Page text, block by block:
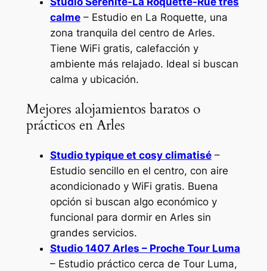
calme– Estudio en La Roquette, una
zona tranquila del centro de Arles.
Tiene WiFi gratis, calefacción y
ambiente más relajado. Ideal si buscan
calma y ubicación.
Mejores alojamientos baratos o
prácticos en Arles
Studio typique et cosy climatisé–
Estudio sencillo en el centro, con aire
acondicionado y WiFi gratis. Buena
opción si buscan algo económico y
funcional para dormir en Arles sin
grandes servicios.
Studio 1407 Arles – Proche Tour Luma
– Estudio práctico cerca de Tour Luma,